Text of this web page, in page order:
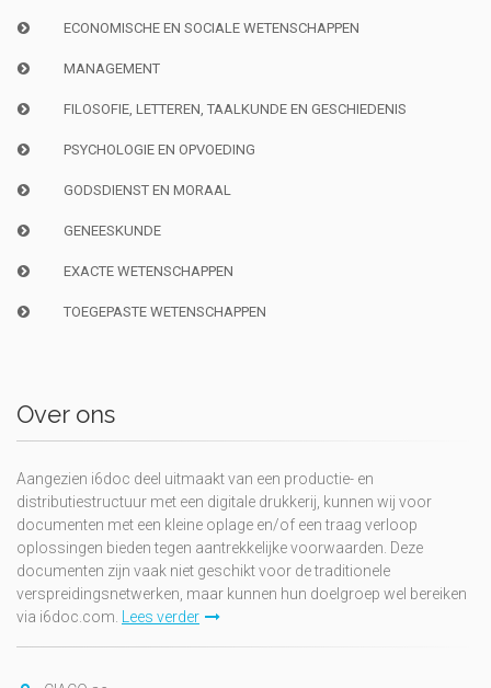
ECONOMISCHE EN SOCIALE WETENSCHAPPEN
MANAGEMENT
FILOSOFIE, LETTEREN, TAALKUNDE EN GESCHIEDENIS
PSYCHOLOGIE EN OPVOEDING
GODSDIENST EN MORAAL
GENEESKUNDE
EXACTE WETENSCHAPPEN
TOEGEPASTE WETENSCHAPPEN
Over ons
Aangezien i6doc deel uitmaakt van een productie- en
distributiestructuur met een digitale drukkerij, kunnen wij voor
documenten met een kleine oplage en/of een traag verloop
oplossingen bieden tegen aantrekkelijke voorwaarden. Deze
documenten zijn vaak niet geschikt voor de traditionele
verspreidingsnetwerken, maar kunnen hun doelgroep wel bereiken
via i6doc.com. Lees verder